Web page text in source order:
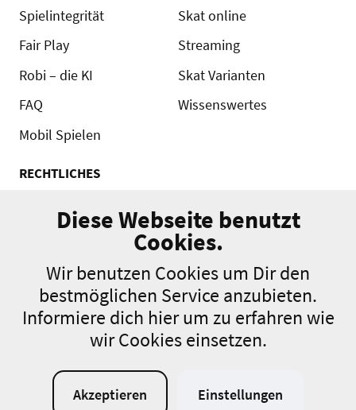
Spielintegrität
Fair Play
Robi – die KI
FAQ
Mobil Spielen
Skat online
Streaming
Skat Varianten
Wissenswertes
RECHTLICHES
Turnierordnung
Datenschutz
Impressum
Cookie-Richtlinien
Diese Webseite benutzt
Cookies.
Wir benutzen Cookies um Dir den
bestmöglichen Service anzubieten.
Informiere dich hier um zu erfahren wie
wir Cookies einsetzen.
Akzeptieren Einstellungen